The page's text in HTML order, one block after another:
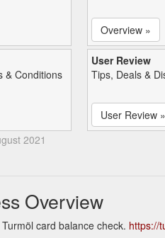
Overview »
& Conditions
User Review
Tips, Deals &
User Review »
2021
Overview
card balance check. https://